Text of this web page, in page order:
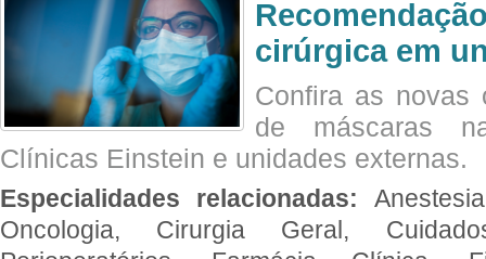
cirúrgica em
Confira as novas
de máscaras
Clínicas Einstein e unidades externas.
Especialidades relacionadas:
Oncologia, Cirurgia Geral,